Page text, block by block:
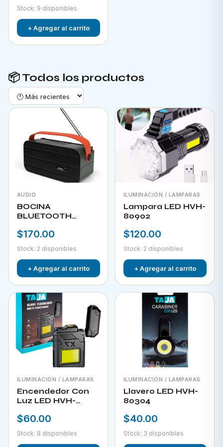
Stock: 9 disponibles
+ Agregar al carrito
📦 Todos los productos
AUDIO
BOCINA
BLUETOOTH
PANEL SOLAR FOL
$170.00
Stock: 2 disponibles
+ Agregar al carrito
ILUMINACIÓN / LAMPARAS
Lampara LED HVH-
80902
$120.00
Stock: 2 disponibles
+ Agregar al carrito
ILUMINACIÓN / LAMPARAS
Encendedor Con
Luz LED HVH-
$60.00
Stock: 8 disponibles
ILUMINACIÓN / LAMPARAS
Llavero LED HVH-
80304
$40.00
Stock: 3 disponibles